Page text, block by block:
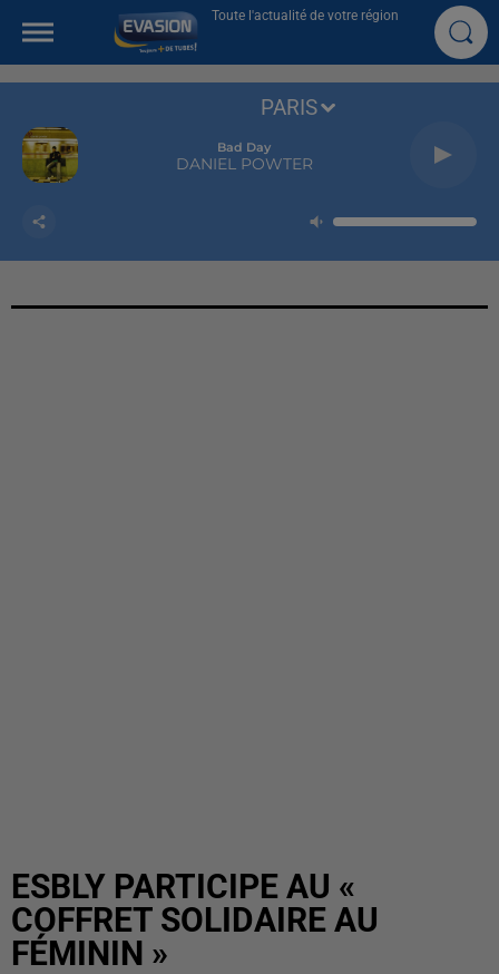
Toute l'actualité de votre région
Bad Day
DANIEL POWTER
PARIS
ESBLY PARTICIPE AU «
COFFRET SOLIDAIRE AU
FÉMININ »